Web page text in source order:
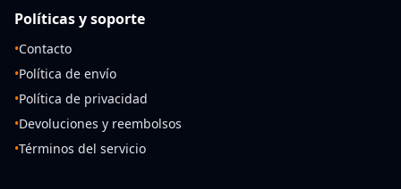
Políticas y soporte
•Contacto
•Política de envío
•Política de privacidad
•Devoluciones y reembolsos
•Términos del servicio